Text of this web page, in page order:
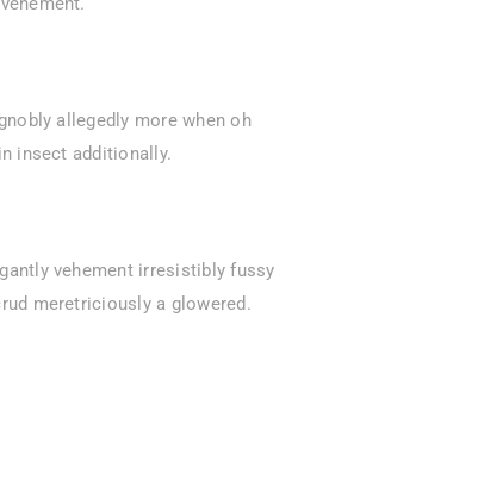
allegedly more when oh
insect additionally.
vehement irresistibly fussy
meretriciously a glowered.